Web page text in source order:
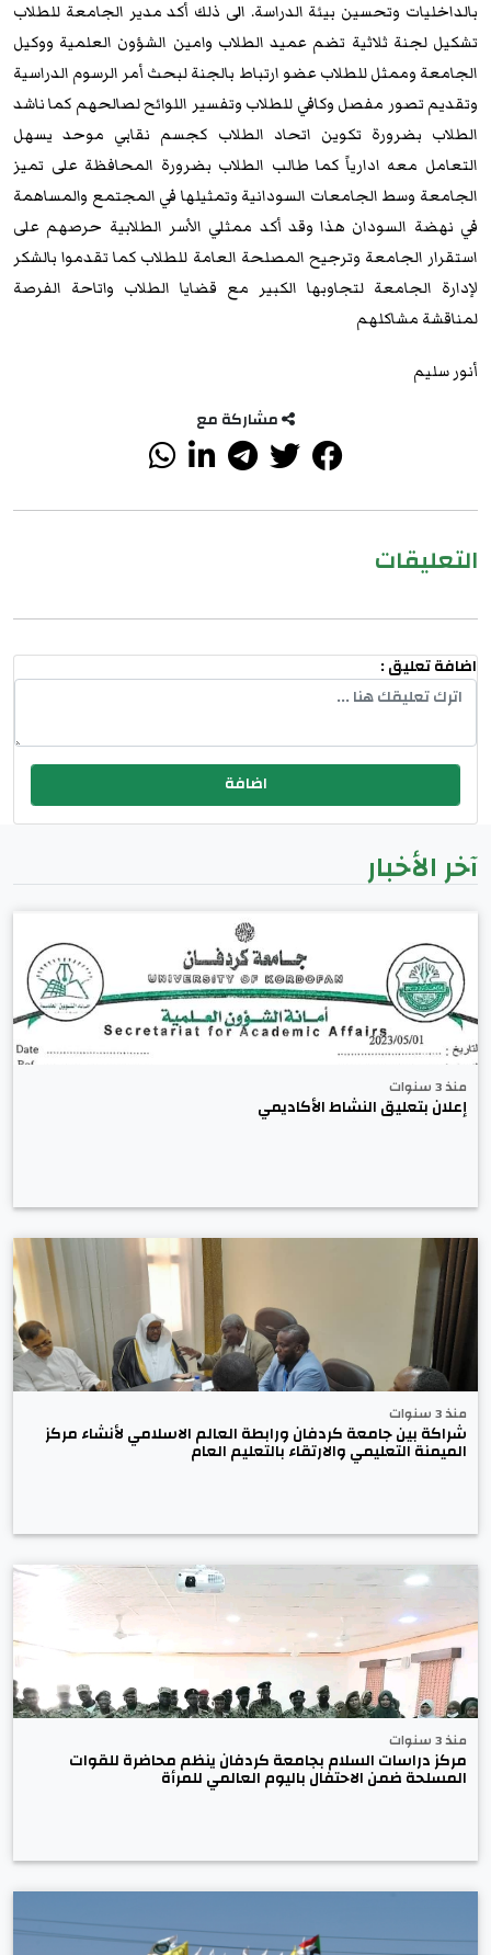
بالداخليات وتحسين بيئة الدراسة. الى ذلك أكد مدير الجامعة للطلاب
تشكيل لجنة ثلاثية تضم عميد الطلاب وامين الشؤون العلمية ووكيل
الجامعة وممثل للطلاب عضو ارتباط بالجنة لبحث أمر الرسوم الدراسية
وتقديم تصور مفصل وكافي للطلاب وتفسير اللوائح لصالحهم كما ناشد
الطلاب بضرورة تكوين اتحاد الطلاب كجسم نقابي موحد يسهل
التعامل معه ادارياً كما طالب الطلاب بضرورة المحافظة على تميز
الجامعة وسط الجامعات السودانية وتمثيلها في المجتمع والمساهمة
في نهضة السودان هذا وقد أكد ممثلي الأسر الطلابية حرصهم على
استقرار الجامعة وترجيح المصلحة العامة للطلاب كما تقدموا بالشكر
لإدارة الجامعة لتجاوبها الكبير مع قضايا الطلاب واتاحة الفرصة
لمناقشة مشاكلهم
أنور سليم
مشاركة مع
التعليقات
اضافة تعليق :
آخر الأخبار
منذ 3 سنوات
إعلان بتعليق النشاط الأكاديمي
منذ 3 سنوات
شراكة بين جامعة كردفان ورابطة العالم الاسلامي لأنشاء مركز
الميمنة التعليمي والارتقاء بالتعليم العام
منذ 3 سنوات
مركز دراسات السلام بجامعة كردفان ينظم محاضرة للقوات
المسلحة ضمن الاحتفال باليوم العالمي للمرأة